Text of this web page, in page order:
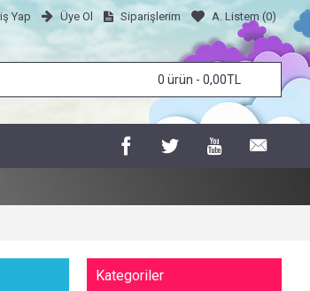
Yap Üye Ol Siparişlerim A. Listem (0)
0 ürün - 0,00TL
Kategoriler